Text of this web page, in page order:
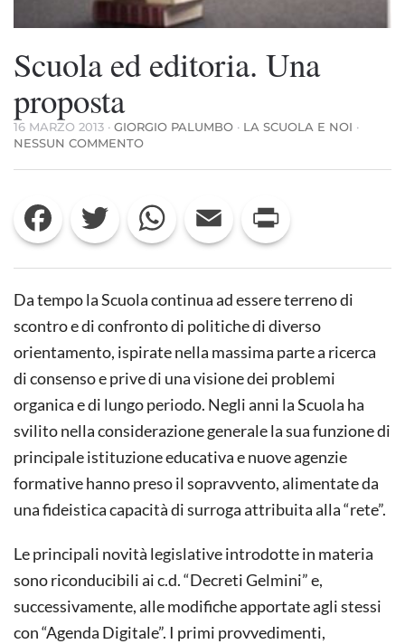
Scuola ed editoria. Una
proposta
16 MARZO 2013 · GIORGIO PALUMBO · LA SCUOLA E NOI ·
NESSUN COMMENTOSU
ED
UNA
PROPOSTA
Facebook Twitter WhatsApp Email
Da tempo la Scuola continua ad essere terreno di
scontro e di confronto di politiche di diverso
orientamento, ispirate nella massima parte a ricerca
di consenso e prive di una visione dei problemi
organica e di lungo periodo. Negli anni la Scuola ha
svilito nella considerazione generale la sua funzione di
principale istituzione educativa e nuove agenzie
formative hanno preso il sopravvento, alimentate da
una fideistica capacità di surroga attribuita alla “rete”.
Le principali novità legislative introdotte in materia
sono riconducibili ai c.d. “Decreti Gelmini” e,
successivamente, alle modifiche apportate agli stessi
con “Agenda Digitale”. I primi provvedimenti,